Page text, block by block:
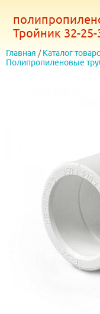
Тройник 32-
Главная / Каталог
Полипропиленовые